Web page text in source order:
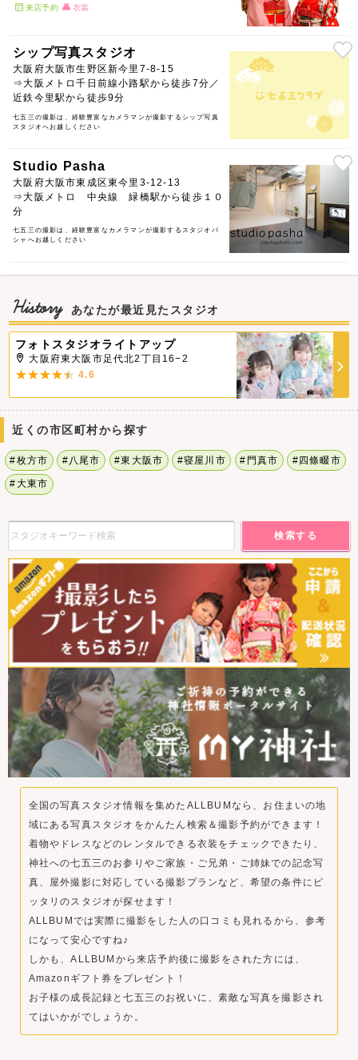
来店予約 衣装
シップ写真スタジオ
大阪府大阪市生野区新今里7-8-15
⇒大阪メトロ千日前線小路駅から徒歩7分／
近鉄今里駅から徒歩9分
七五三の撮影は、経験豊富なカメラマンが撮影するシップ写真
スタジオへお越しください
Studio Pasha
大阪府大阪市東成区東今里3-12-13
⇒大阪メトロ 中央線 緑橋駅から徒歩１０
分
七五三の撮影は、経験豊富なカメラマンが撮影するスタジオパ
シャへお越しください
History あなたが最近見たスタジオ
フォトスタジオライトアップ
大阪府東大阪市足代北2丁目16−2
4.6
近くの市区町村から探す
#枚方市 #八尾市 #東大阪市 #寝屋川市 #門真市 #四條畷市
#大東市
検索する
全国の写真スタジオ情報を集めたALLBUMなら、お住まいの地
域にある写真スタジオをかんたん検索＆撮影予約ができます！
着物やドレスなどのレンタルできる衣装をチェックできたり、
神社への七五三のお参りやご家族・ご兄弟・ご姉妹での記念写
真、屋外撮影に対応している撮影プランなど、希望の条件にピ
ッタリのスタジオが探せます！
ALLBUMでは実際に撮影をした人の口コミも見れるから、参考
になって安心ですね♪
しかも、ALLBUMから来店予約後に撮影をされた方には、
Amazonギフト券をプレゼント！
お子様の成長記録と七五三のお祝いに、素敵な写真を撮影され
てはいかがでしょうか。